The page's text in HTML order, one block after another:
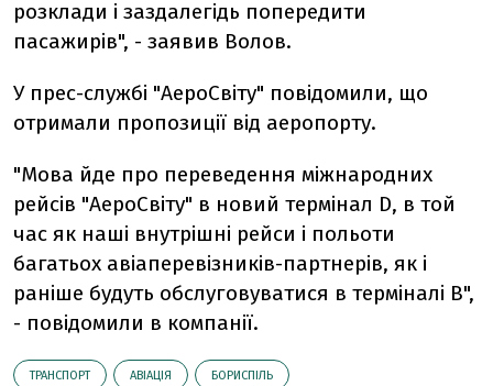
розклади і заздалегідь попередити
пасажирів", - заявив Волов.
У прес-службі "АероСвіту" повідомили, що
отримали пропозиції від аеропорту.
"Мова йде про переведення міжнародних
рейсів "АероСвіту" в новий термінал D, в той
час як наші внутрішні рейси і польоти
багатьох авіаперевізників-партнерів, як і
раніше будуть обслуговуватися в терміналі B",
- повідомили в компанії.
ТРАНСПОРТ АВІАЦІЯ БОРИСПІЛЬ